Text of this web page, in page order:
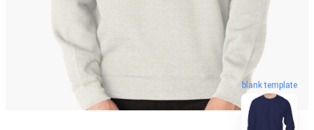
blank template